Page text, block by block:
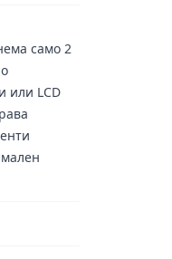
само 2
или LCD